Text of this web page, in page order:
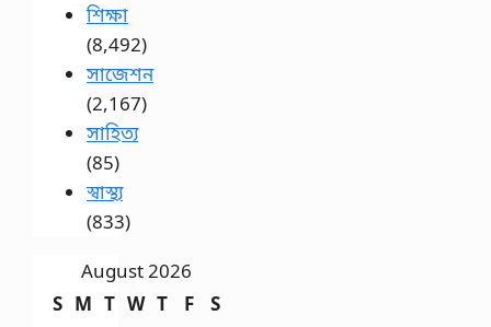
শিক্ষা
(8,492)
সাজেশন
(2,167)
সাহিত্য
(85)
স্বাস্থ্য
(833)
August 2026
S M T W T F
S